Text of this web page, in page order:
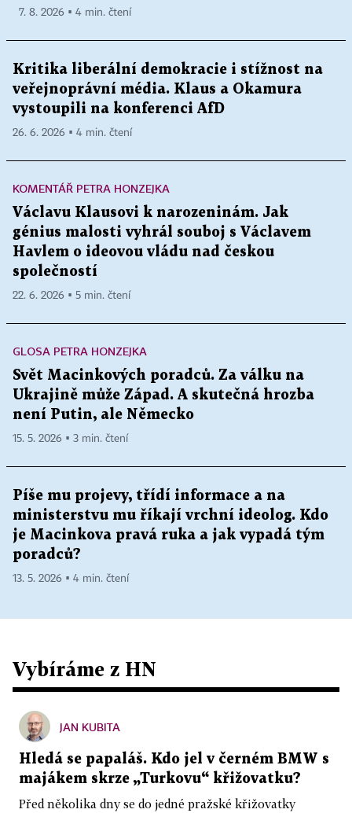
7. 8. 2026 ▪ 4 min. čtení
Kritika liberální demokracie i stížnost na
veřejnoprávní média. Klaus a Okamura
vystoupili na konferenci AfD
26. 6. 2026 ▪ 4 min. čtení
KOMENTÁŘ PETRA HONZEJKA
Václavu Klausovi k narozeninám. Jak
génius malosti vyhrál souboj s Václavem
Havlem o ideovou vládu nad českou
společností
22. 6. 2026 ▪ 5 min. čtení
GLOSA PETRA HONZEJKA
Svět Macinkových poradců. Za válku na
Ukrajině může Západ. A skutečná hrozba
není Putin, ale Německo
15. 5. 2026 ▪ 3 min. čtení
Píše mu projevy, třídí informace a na
ministerstvu mu říkají vrchní ideolog. Kdo
je Macinkova pravá ruka a jak vypadá tým
poradců?
13. 5. 2026 ▪ 4 min. čtení
Vybíráme z HN
JAN KUBITA
Hledá se papaláš. Kdo jel v černém BMW s
majákem skrze „Turkovu“ křižovatku?
Před několika dny se do jedné pražské křižovatky